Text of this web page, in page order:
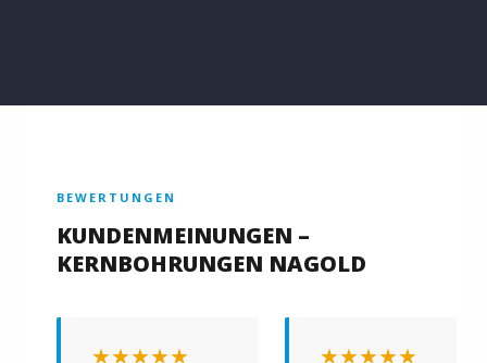
BEWERTUNGEN
KUNDENMEINUNGEN –
KERNBOHRUNGEN NAGOLD
★★★★★ ★★★★★